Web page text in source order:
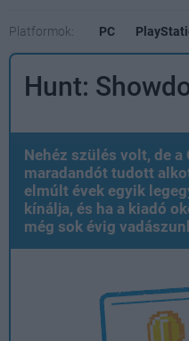
Platformok: PC
Hunt:
Nehéz szülés volt, de
maradandót tudott
elmúlt évek egyik
kínálja, és ha a kiadó
még sok évig